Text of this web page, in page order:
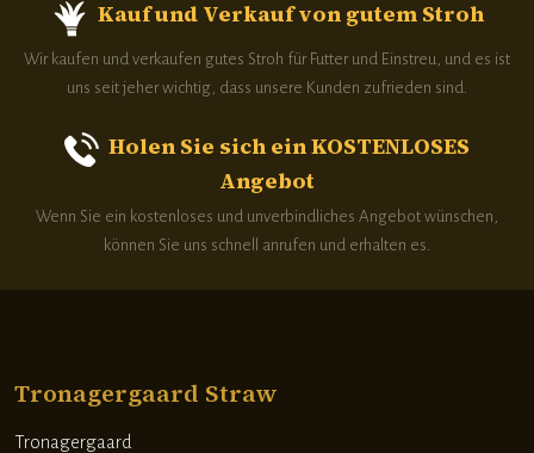
Kauf und Verkauf von gutem Stroh
Wir kaufen und verkaufen gutes Stroh für Futter und Einstreu, und es ist
uns seit jeher wichtig, dass unsere Kunden zufrieden sind.
Holen Sie sich ein KOSTENLOSES
Angebot
Wenn Sie ein kostenloses und unverbindliches Angebot wünschen,
können Sie uns schnell anrufen und erhalten es.
Tronagergaard Straw
Tronagergaard